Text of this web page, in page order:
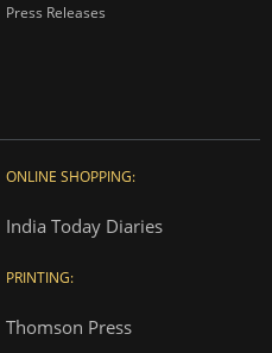
Press Releases
ONLINE SHOPPING:
India Today Diaries
PRINTING:
Thomson Press